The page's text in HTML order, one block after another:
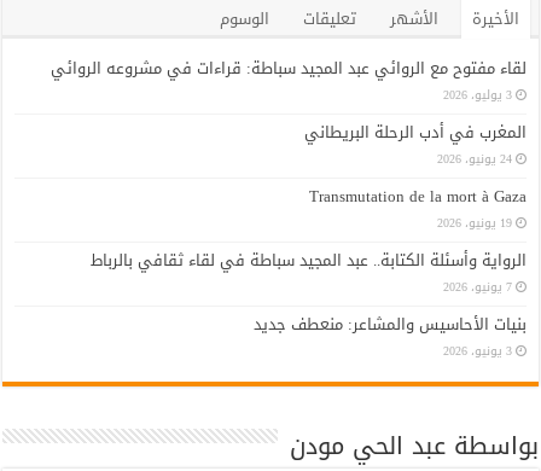
الأخيرة الأشهر تعليقات
الوسوم
لقاء مفتوح مع الروائي عبد المجيد سباطة: قراءات في مشروعه الروائي
3 يوليو، 2026
المغرب في أدب الرحلة البريطاني
24 يونيو، 2026
Transmutation de la mort à Gaza
19 يونيو، 2026
الرواية وأسئلة الكتابة.. عبد المجيد سباطة في لقاء ثقافي بالرباط
7 يونيو، 2026
بنيات الأحاسيس والمشاعر: منعطف جديد
3 يونيو، 2026
بواسطة عبد الحي مودن